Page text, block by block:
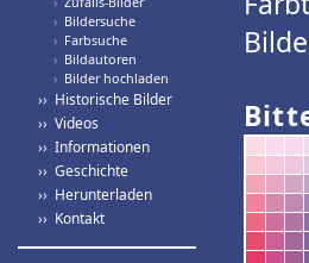
› Bildersuche
› Farbsuche
› Bildautoren
› Bilder hochladen
›› Historische Bilder
›› Videos
›› Informationen
›› Geschichte
›› Herunterladen
›› Kontakt